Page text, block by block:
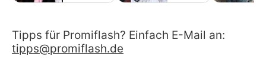
Tipps für Promiflash? Einfach E-Mail an:
tipps@promiflash.de